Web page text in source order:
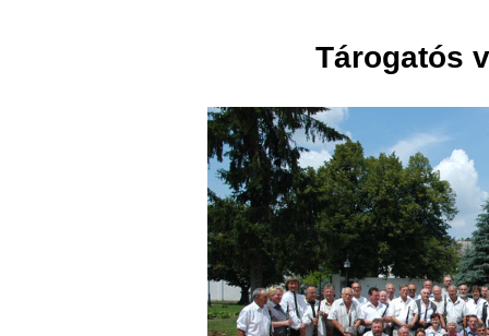
Tárogatós